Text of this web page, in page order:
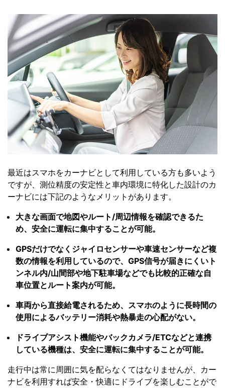
最近はスマホをカーナビとして利用している方も多いよう
ですが、測位精度の安定性と車内環境に特化した設計のカ
ーナビには下記のようなメリットがあります。
大きな画面で地図やルート/周辺情報を確認できるた
め、安全に運転に集中することが可能。
GPSだけでなくジャイロセンサーや車速センサーなど複
数の情報を利用しているので、GPS信号が届きにくいト
ンネル内/山間部や地下駐車場などでも比較的正確な自
車位置とルート案内が可能。
車両から直接給電されるため、スマホのように長時間の
使用によるバッテリー消耗や熱暴走の心配がない。
ドライブアシスト機能やバックカメラ/ETCなどと連携
している機種は、安全に運転に集中することが可能。
走行中は常に周囲に気を配らなくてはなりませんが、カー
ナビを利用すれば安全・快適にドライブを楽しむことがで